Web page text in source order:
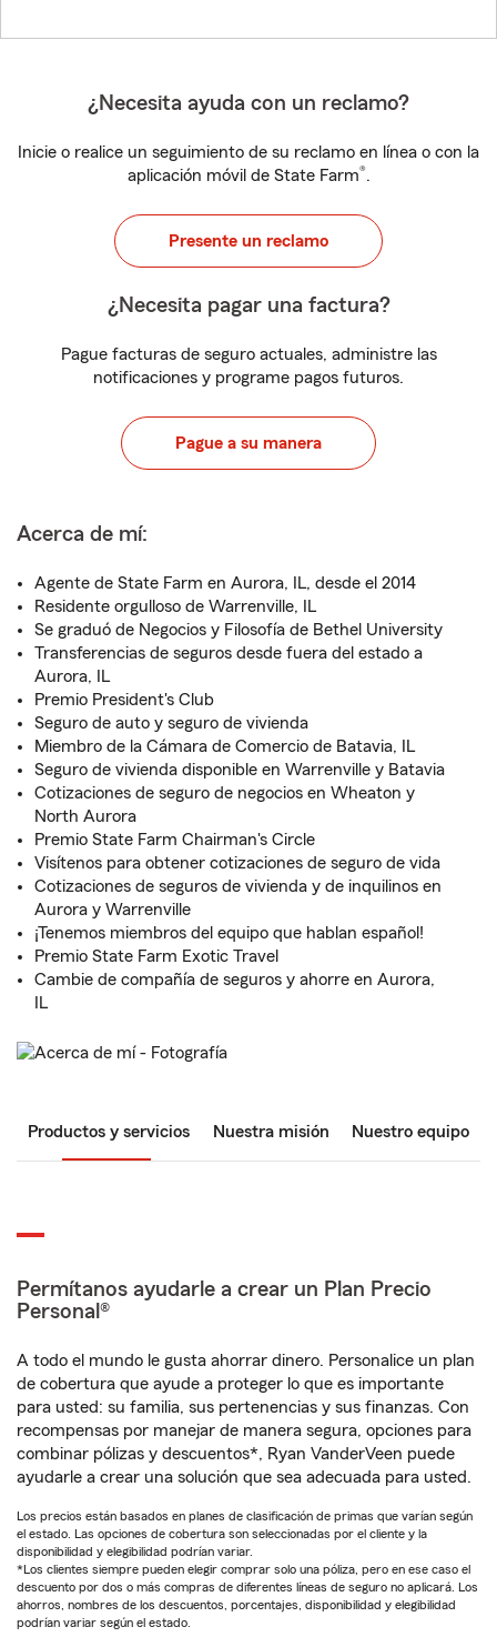
¿Necesita ayuda con un reclamo?
Inicie o realice un seguimiento de su reclamo en línea o con la
aplicación móvil de State Farm®.
Presente un reclamo
¿Necesita pagar una factura?
Pague facturas de seguro actuales, administre las
notificaciones y programe pagos futuros.
Pague a su manera
Acerca de mí:
Agente de State Farm en Aurora, IL, desde el 2014
Residente orgulloso de Warrenville, IL
Se graduó de Negocios y Filosofía de Bethel University
Transferencias de seguros desde fuera del estado a
Aurora, IL
Premio President's Club
Seguro de auto y seguro de vivienda
Miembro de la Cámara de Comercio de Batavia, IL
Seguro de vivienda disponible en Warrenville y Batavia
Cotizaciones de seguro de negocios en Wheaton y
North Aurora
Premio State Farm Chairman's Circle
Visítenos para obtener cotizaciones de seguro de vida
Cotizaciones de seguros de vivienda y de inquilinos en
Aurora y Warrenville
¡Tenemos miembros del equipo que hablan español!
Premio State Farm Exotic Travel
Cambie de compañía de seguros y ahorre en Aurora,
IL
Productos y servicios Nuestra misión Nuestro equipo
Permítanos ayudarle a crear un Plan Precio
Personal®
A todo el mundo le gusta ahorrar dinero. Personalice un plan
de cobertura que ayude a proteger lo que es importante
para usted: su familia, sus pertenencias y sus finanzas. Con
recompensas por manejar de manera segura, opciones para
combinar pólizas y descuentos*, Ryan VanderVeen puede
ayudarle a crear una solución que sea adecuada para usted.
Los precios están basados en planes de clasificación de primas que varían según
el estado. Las opciones de cobertura son seleccionadas por el cliente y la
disponibilidad y elegibilidad podrían variar.
*Los clientes siempre pueden elegir comprar solo una póliza, pero en ese caso el
descuento por dos o más compras de diferentes líneas de seguro no aplicará. Los
ahorros, nombres de los descuentos, porcentajes, disponibilidad y elegibilidad
podrían variar según el estado.